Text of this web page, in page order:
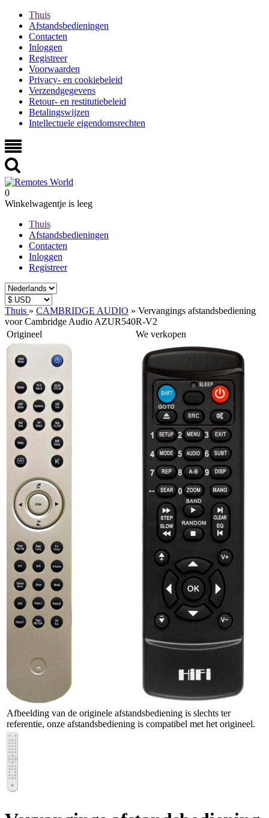
Thuis
Afstandsbedieningen
Contacten
Inloggen
Registreer
Voorwaarden
Privacy- en cookiebeleid
Verzendgegevens
Retour- en restitutiebeleid
Betalingswijzen
Intellectuele eigendomsrechten
0
Winkelwagentje is leeg
Thuis
Afstandsbedieningen
Contacten
Inloggen
Registreer
Thuis » CAMBRIDGE AUDIO » Vervangings afstandsbediening
voor Cambridge Audio AZUR540R-V2
Origineel
We verkopen
Afbeelding van de originele afstandsbediening is slechts ter
referentie, onze afstandsbediening is compatibel met het origineel.